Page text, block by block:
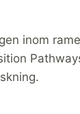
inom